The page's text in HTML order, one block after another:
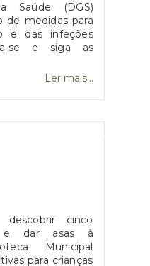
Saúde (DGS)
de medidas para
e das infeções
se e siga as
Ler mais...
cinco
e dar asas à
Municipal
para crianças